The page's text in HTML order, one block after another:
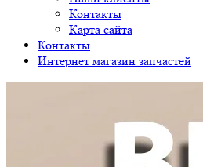
Контакты
Карта сайта
Контакты
Интернет магазин запчастей